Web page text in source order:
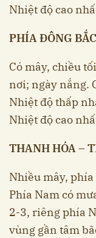
Nhiệt độ cao
PHÍA ĐÔNG
Có mây, chiều
nơi; ngày nắng.
Nhiệt độ thấp
Nhiệt độ cao
THANH HÓA –
Nhiều mây, phía
Phía Nam có
2-3, riêng phía
vùng gần tâm